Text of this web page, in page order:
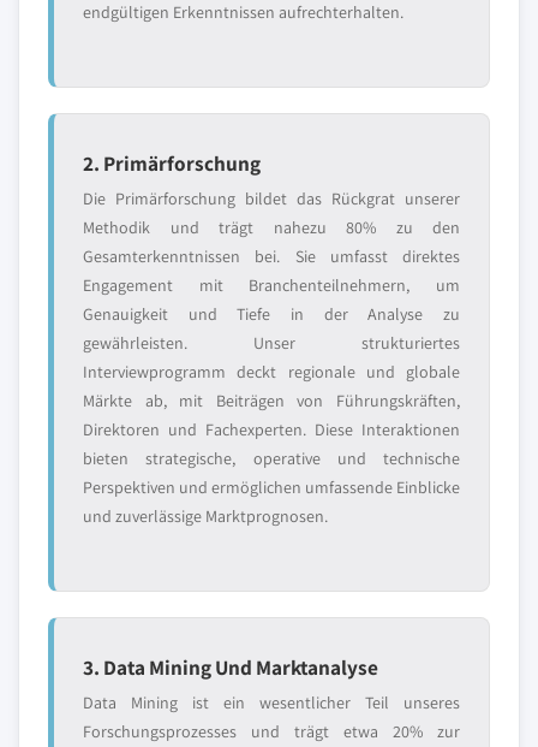
endgültigen Erkenntnissen aufrechterhalten.
2. Primärforschung
Die Primärforschung bildet das Rückgrat unserer
Methodik und trägt nahezu 80% zu den
Gesamterkenntnissen bei. Sie umfasst direktes
Engagement mit Branchenteilnehmern, um
Genauigkeit und Tiefe in der Analyse zu
gewährleisten. Unser strukturiertes
Interviewprogramm deckt regionale und globale
Märkte ab, mit Beiträgen von Führungskräften,
Direktoren und Fachexperten. Diese Interaktionen
bieten strategische, operative und technische
Perspektiven und ermöglichen umfassende Einblicke
und zuverlässige Marktprognosen.
3. Data Mining Und Marktanalyse
Data Mining ist ein wesentlicher Teil unseres
Forschungsprozesses und trägt etwa 20% zur